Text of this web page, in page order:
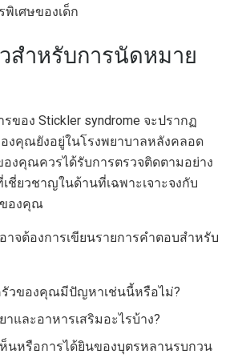
เศษของเด็ก
สำหรับการนัดหมาย
ของ Stickler syndrome จะปรากฏ
งคุณยังอยู่ในโรงพยาบาลหลังคลอด
งคุณควรได้รับการตรวจติดตามอย่าง
ชี่ยวชาญในด้านที่เฉพาะเจาะจงกับ
องคุณ
จต้องการเขียนรายการคำตอบสำหรับ
วของคุณมีปัญหาเช่นนี้หรือไม่?
และอาหารเสริมอะไรบ้าง?
นหรือการได้ยินของบุตรหลานรบกวน